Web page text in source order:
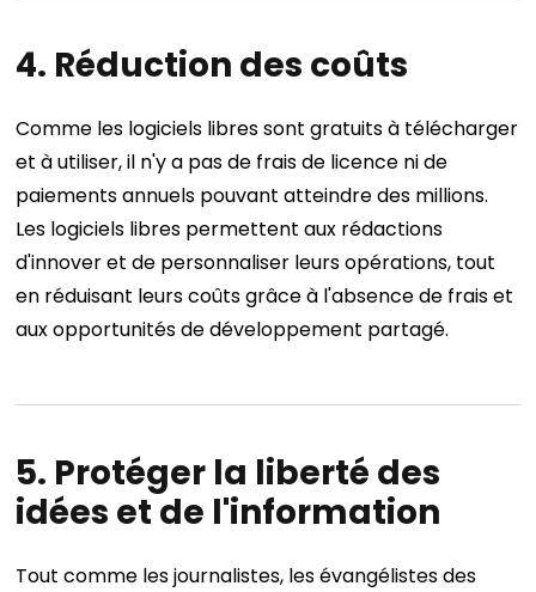
4. Réduction des coûts
Comme les logiciels libres sont gratuits à télécharger
et à utiliser, il n'y a pas de frais de licence ni de
paiements annuels pouvant atteindre des millions.
Les logiciels libres permettent aux rédactions
d'innover et de personnaliser leurs opérations, tout
en réduisant leurs coûts grâce à l'absence de frais et
aux opportunités de développement partagé.
5. Protéger la liberté des
idées et de l'information
Tout comme les journalistes, les évangélistes des